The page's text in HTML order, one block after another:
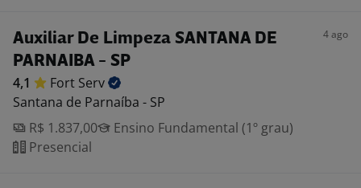
Auxiliar De Limpeza SANTANA DE
PARNAIBA - SP
4 ago
4,1 Fort Serv
Santana de Parnaíba - SP
R$ 1.837,00
Ensino Fundamental (1º grau)
Presencial